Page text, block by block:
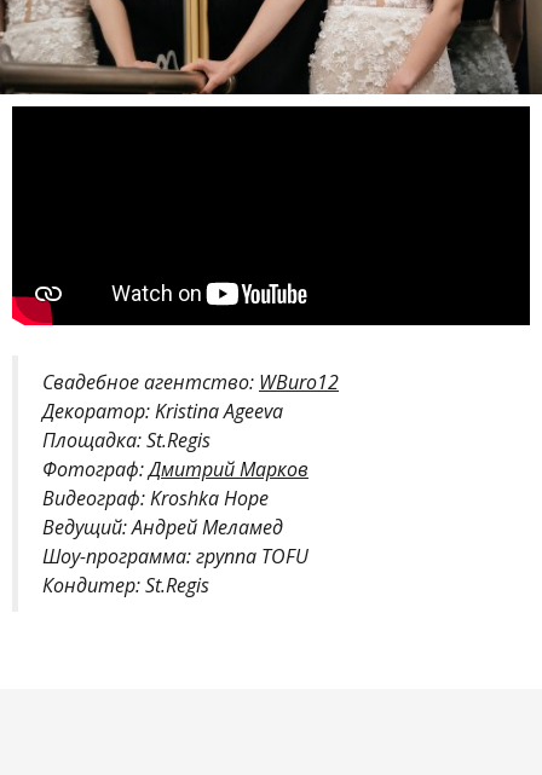
Свадебное агентство: WBuro12
Декоратор: Kristina Ageeva
Площадка: St.Regis
Фотограф:Дмитрий Марков
Видеограф: Kroshka Hope
Ведущий: Андрей Меламед
Шоу-программа: группа TOFU
Кондитер: St.Regis